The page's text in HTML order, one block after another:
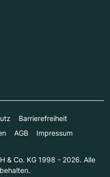
Barrierefreiheit
AGB Impressum
& Co. KG 1998 - 2026. Alle